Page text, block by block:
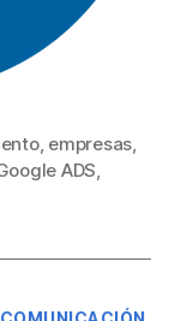
, empresas
ADS